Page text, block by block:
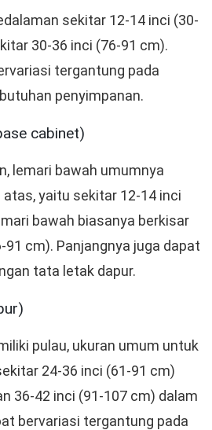
sekitar 12-14 inci (30-
30-36 inci (76-91 cm).
tergantung pada
penyimpanan.
cabinet)
lemari bawah umumnya
yaitu sekitar 12-14 inci
bawah biasanya berkisar
cm). Panjangnya juga dapat
tata letak dapur.
pulau, ukuran umum untuk
24-36 inci (61-91 cm)
36-42 inci (91-107 cm) dalam
bervariasi tergantung pada